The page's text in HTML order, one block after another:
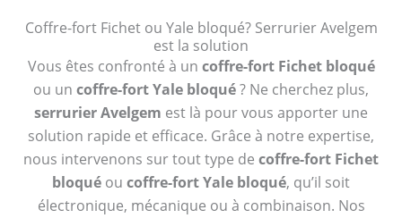
Coffre-fort Fichet ou Yale bloqué? Serrurier Avelgem
est la solution
Vous êtes confronté à un coffre-fort Fichet bloqué
ou un coffre-fort Yale bloqué? Ne cherchez plus,
serrurier Avelgem est là pour vous apporter une
solution rapide et efficace. Grâce à notre expertise,
nous intervenons sur tout type de coffre-fort Fichet
bloqué ou coffre-fort Yale bloqué, qu’il soit
électronique, mécanique ou à combinaison. Nos